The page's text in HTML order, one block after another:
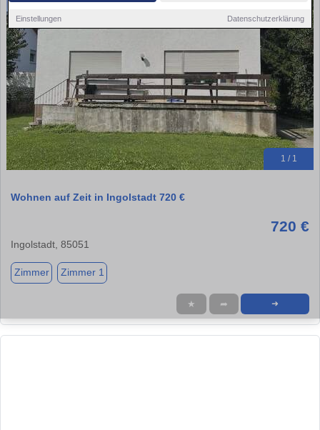
Einstellungen Datenschutzerklärung
1 / 1
Wohnen auf Zeit in Ingolstadt 720 €
720 €
Ingolstadt, 85051
Zimmer Zimmer 1
★ ➦ ➜